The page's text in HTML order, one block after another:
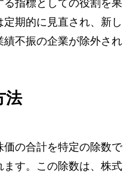
指標としての役割を果
期的に見直され、新し
不振の企業が除外され
法
価の合計を特定の除数で
す。この除数は、株式